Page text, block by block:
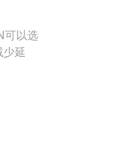
可以选
延